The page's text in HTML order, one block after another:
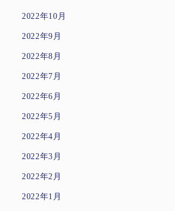
2022年10月
2022年9月
2022年8月
2022年7月
2022年6月
2022年5月
2022年4月
2022年3月
2022年2月
2022年1月